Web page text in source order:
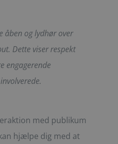
åben og lydhør over
Dette viser respekt
engagerende
med publikum
hjælpe dig med at